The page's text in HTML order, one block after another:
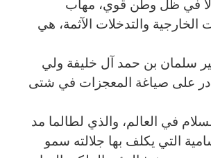
إلا في ظل وطن قوي، مهاب
والتدخلات الآثمة، هي
سلمان بن حمد آل خليفة ولي
على صياغة المعجزات في شتى
في العالم، والذي لطالما مد
التي يكلف بها جلالته سمو